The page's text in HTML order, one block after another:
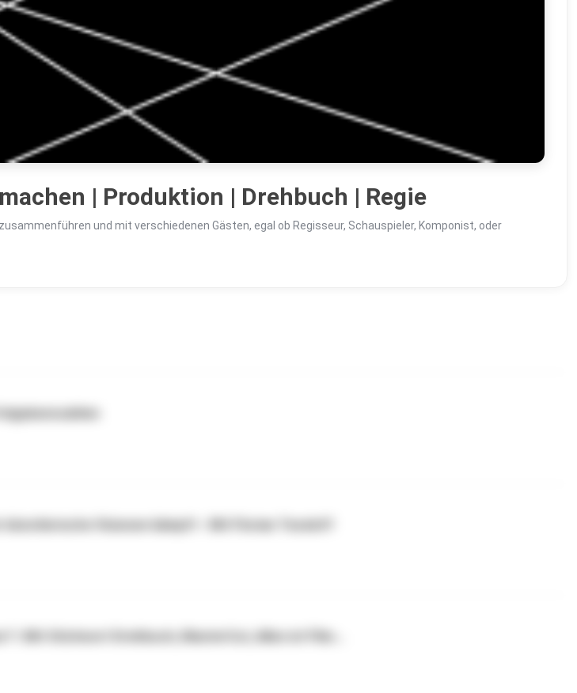
| Produktion | Drehbuch | Regie
und mit verschiedenen Gästen, egal ob Regisseur, Schauspieler, Komponist, oder